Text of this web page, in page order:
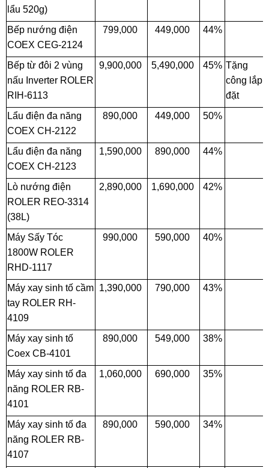
lẩu 520g)
Bếp nướng điện
COEX CEG-2124
799,000 449,000 44%
Bếp từ đôi 2 vùng
nấu Inverter ROLER
RIH-6113
9,900,000 5,490,000 45% Tặng
công lắp
đặt
Lẩu điện đa năng
COEX CH-2122
890,000 449,000 50%
Lẩu điện đa năng
COEX CH-2123
1,590,000 890,000 44%
Lò nướng điện
ROLER REO-3314
(38L)
2,890,000 1,690,000 42%
Máy Sấy Tóc
1800W ROLER
RHD-1117
990,000 590,000 40%
Máy xay sinh tố cầm
tay ROLER RH-
4109
1,390,000 790,000 43%
Máy xay sinh tố
Coex CB-4101
890,000 549,000 38%
Máy xay sinh tố đa
năng ROLER RB-
4101
1,060,000 690,000 35%
Máy xay sinh tố đa
năng ROLER RB-
4107
890,000 590,000 34%